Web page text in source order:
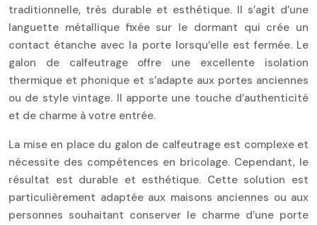
traditionnelle, très durable et esthétique. Il s’agit d’une
languette métallique fixée sur le dormant qui crée un
contact étanche avec la porte lorsqu’elle est fermée. Le
galon de calfeutrage offre une excellente isolation
thermique et phonique et s’adapte aux portes anciennes
ou de style vintage. Il apporte une touche d’authenticité
et de charme à votre entrée.
La mise en place du galon de calfeutrage est complexe et
nécessite des compétences en bricolage. Cependant, le
résultat est durable et esthétique. Cette solution est
particulièrement adaptée aux maisons anciennes ou aux
personnes souhaitant conserver le charme d’une porte